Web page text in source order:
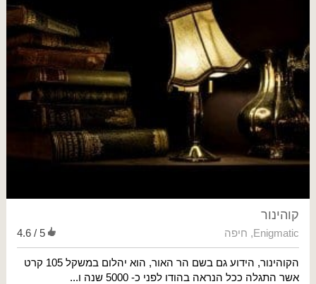
קוהינור
Enigmatic
, חיפה 4.6 / 5
הקוהינור, הידוע גם בשם הר האור, הוא יהלום במשקל 105 קרט
אשר התגלה ככל הנראה בהודו לפני כ- 5000 שנה ו...